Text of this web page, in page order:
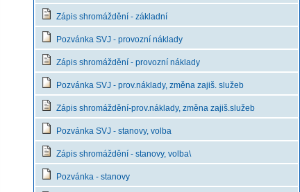
Zápis shromáždění - základní
Pozvánka SVJ - provozní náklady
Zápis shromáždění - provozní náklady
Pozvánka SVJ - prov.náklady, změna zajiš. služeb
Zápis shromáždění-prov.náklady, změna zajiš.služeb
Pozvánka SVJ - stanovy, volba
Zápis shromáždění - stanovy, volba\
Pozvánka - stanovy